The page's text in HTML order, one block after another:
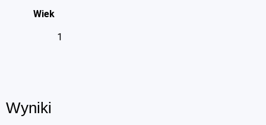
Wiek
1
Wyniki